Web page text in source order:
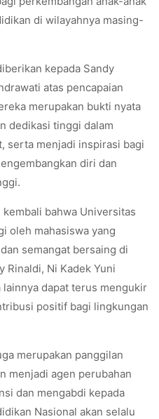
di wilayahnya masing-
kepada Sandy
atas pencapaian
merupakan bukti nyata
dedikasi tinggi dalam
serta menjadi inspirasi bagi
diri dan
bahwa Universitas
oleh mahasiswa yang
semangat bersaing di
Rinaldi, Ni Kadek Yuni
dapat terus mengukir
positif bagi lingkungan
merupakan panggilan
menjadi agen perubahan
dan mengabdi kepada
Nasional akan selalu